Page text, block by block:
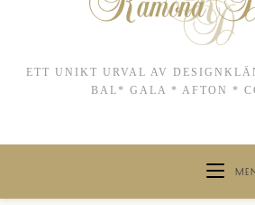
ETT UNIKT URVAL AV
BAL* GALA * AFTON *